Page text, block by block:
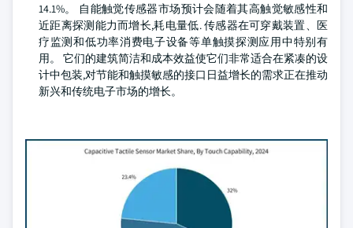
14.1%。 自能触觉传感器市场预计会随着其高触觉敏感性和
近距离探测能力而增长,耗电量低. 传感器在可穿戴装置、医
疗监测和低功率消费电子设备等单触摸探测应用中特别有
用。 它们的建筑简洁和成本效益使它们非常适合在紧凑的设
计中包装,对节能和触摸敏感的接口日益增长的需求正在推动
新兴和传统电子市场的增长。